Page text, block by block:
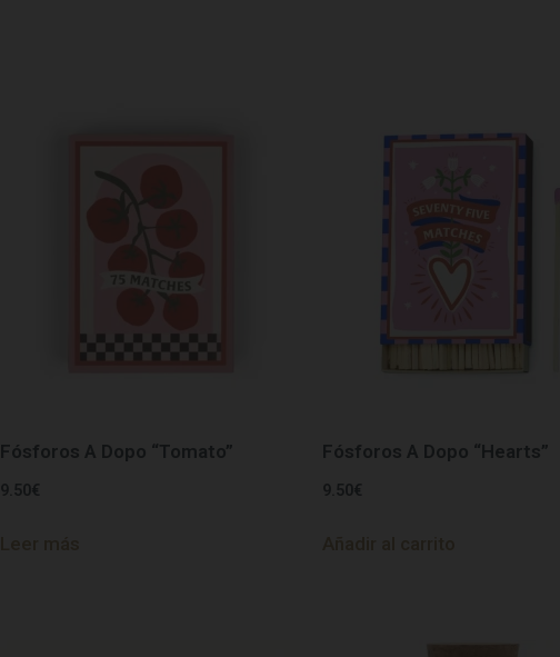
Fósforos A Dopo “Tomato”
9.50 €
Fósforos A Dopo “Hearts”
9.50 €